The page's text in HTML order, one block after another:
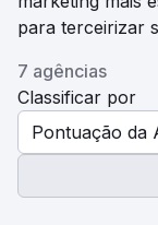
para terceirizar
7 agências
Classificar por
Pontuação da